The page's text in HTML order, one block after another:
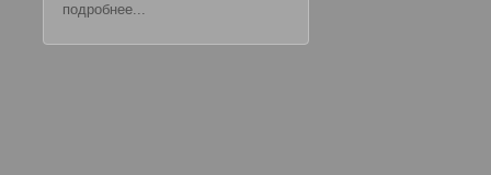
подробнее...